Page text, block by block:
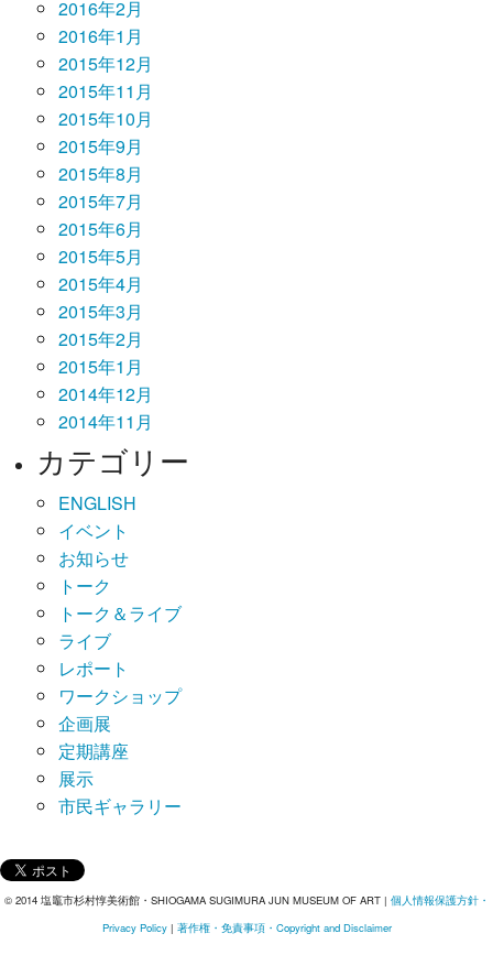
2016年2月
2016年1月
2015年12月
2015年11月
2015年10月
2015年9月
2015年8月
2015年7月
2015年6月
2015年5月
2015年4月
2015年3月
2015年2月
2015年1月
2014年12月
2014年11月
カテゴリー
ENGLISH
イベント
お知らせ
トーク
トーク＆ライブ
ライブ
レポート
ワークショップ
企画展
定期講座
展示
市民ギャラリー
© 2014 塩竈市杉村惇美術館・SHIOGAMA SUGIMURA JUN MUSEUM OF ART | 個人情報保護方針・
Privacy Policy| 著作権・免責事項・Copyright and Disclaimer